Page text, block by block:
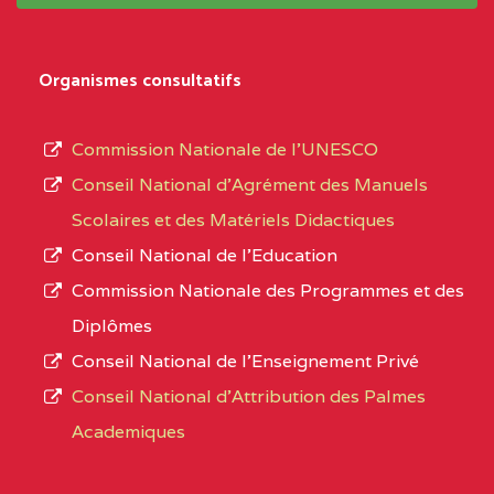
D'ENSEIGNEMENT
PROFESSIONNEL
(CEGEP) STE FOI BP
:4740 YAOUNDE
CENTRE
COLLEGE PANAFRICAIN
DE L'EXCELLENCE BP
CENTRE
COLLEGE PRIVE
type
L’offre
d’éducation
de
Organismes consultatifs
Commission Nationale de l’UNESCO
Conseil National d’Agrément des Manuels
Scolaires et des Matériels Didactiques
Conseil National de l’Education
Commission Nationale des Programmes et des
Diplômes
Conseil National de l’Enseignement Privé
Conseil National d'Attribution des Palmes
Academiques